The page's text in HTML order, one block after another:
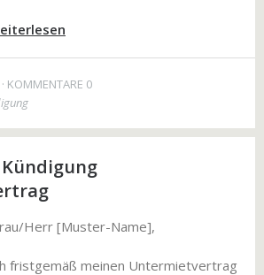
KOMMENTARE 0
Herr [Muster-Name],
fristgemäß meinen Untermietvertrag